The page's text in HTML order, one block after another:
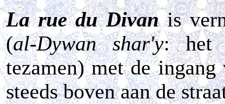
La rue du Divanis
(al-Dywan shar'y: het
tezamen) met de
steeds boven aan de